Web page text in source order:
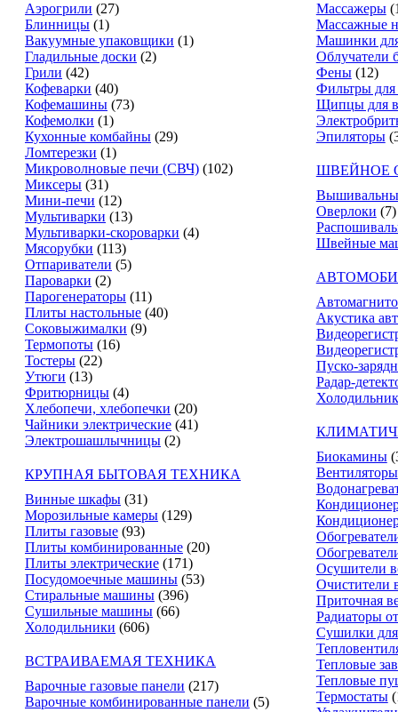
Аэрогрили (27)
Блинницы (1)
Вакуумные упаковщики (1)
Гладильные доски (2)
Грили (42)
Кофеварки (40)
Кофемашины (73)
Кофемолки (1)
Кухонные комбайны (29)
Ломтерезки (1)
Микроволновые печи (СВЧ) (102)
Миксеры (31)
Мини-печи (12)
Мультиварки (13)
Мультиварки-скороварки (4)
Мясорубки (113)
Отпариватели (5)
Пароварки (2)
Парогенераторы (11)
Плиты настольные (40)
Соковыжималки (9)
Термопоты (16)
Тостеры (22)
Утюги (13)
Фритюрницы (4)
Хлебопечи, хлебопечки (20)
Чайники электрические (41)
Электрошашлычницы (2)
КРУПНАЯ БЫТОВАЯ ТЕХНИКА
Винные шкафы (31)
Морозильные камеры (129)
Плиты газовые (93)
Плиты комбинированные (20)
Плиты электрические (171)
Посудомоечные машины (53)
Стиральные машины (396)
Сушильные машины (66)
Холодильники (606)
ВСТРАИВАЕМАЯ ТЕХНИКА
Варочные газовые панели (217)
Варочные комбинированные панели (5)
Массажеры
Массажные
Машинки
Облучатели
Фены (12)
Фильтры
Щипцы для
Эпиляторы
ШВЕЙНОЕ
Оверлоки (7)
Швейные
Акустика
Пуско-
Радар-
Биокамины
Вентиляторы
Осушители
Очистители
Приточная
Радиаторы
Сушилки
Тепловые
Тепловые
Термостаты